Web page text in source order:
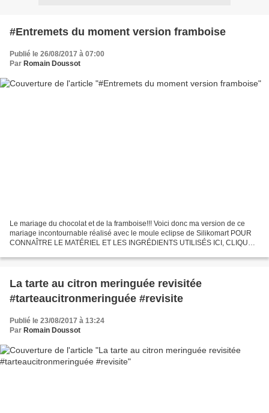
#Entremets du moment version framboise
Publié le 26/08/2017 à 07:00
Par Romain Doussot
Le mariage du chocolat et de la framboise!!! Voici donc ma version de ce
mariage incontournable réalisé avec le moule eclipse de Silikomart POUR
CONNAÎTRE LE MATÉRIEL ET LES INGRÉDIENTS UTILISÉS ICI, CLIQUEZ
La tarte au citron meringuée revisitée
#tarteaucitronmeringuée #revisite
Publié le 23/08/2017 à 13:24
Par Romain Doussot